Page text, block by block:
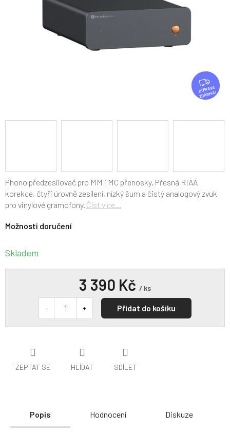
Z
D
A
M
ZDARMA
Skladem
Možnosti doručení
Phono předzesilovač pro MM i MC přenosky. Přesná RIAA
korekce, čtyři úrovně zesílení, nízký šum a čistý analogový zvuk
pro vinylové gramofony. Číst více...
ZEPTAT SE HLÍDAT SDÍLET
3 390 Kč / ks
Přidat do košíku
Popis Hodnocení Diskuze